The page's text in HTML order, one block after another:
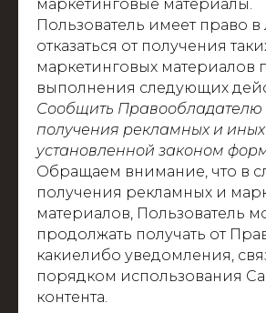
маркетинговые материалы.
Пользователь имеет право
отказаться от получения
маркетинговых материалов
выполнения следующих
Сообщить Правообладателю
получения рекламных и
установленной законом
Обращаем внимание, что в
получения рекламных и
материалов, Пользователь
продолжать получать от
какиелибо уведомления,
порядком использования
контента.